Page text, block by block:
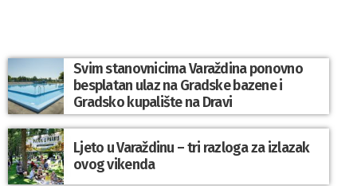
Svim stanovnicima Varaždina ponovno
besplatan ulaz na Gradske bazene i
Gradsko kupalište na Dravi
Ljeto u Varaždinu – tri razloga za izlazak
ovog vikenda